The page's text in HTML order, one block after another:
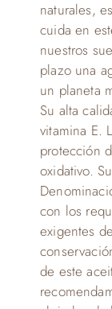
naturales,
cuida en
nuestros
plazo una
un planeta
Su alta
vitamina E.
protección
oxidativo.
con los
exigentes
de este